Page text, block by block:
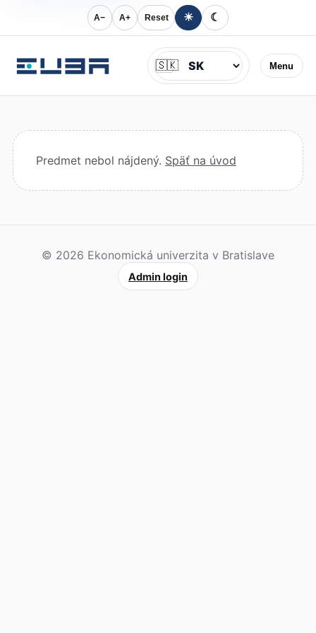
A− A+ Reset ☀ ☾
Menu
Jazyk
🇸🇰
Predmet nebol nájdený. Späť na úvod
© 2026 Ekonomická univerzita v Bratislave
Admin login